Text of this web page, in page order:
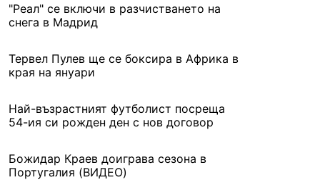
"Реал" се включи в разчистването на
снега в Мадрид
Тервел Пулев ще се боксира в Африка в
края на януари
Най-възрастният футболист посреща
54-ия си рожден ден с нов договор
Божидар Краев доиграва сезона в
Португалия (ВИДЕО)